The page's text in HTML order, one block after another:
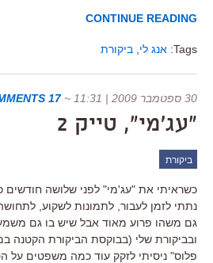
CONTINUE READING
Tags: אנג לי ביקורת
30 ספטמבר 2009 | 11:31 ~
17 COMMENTS
"עג'מי", טייק 2
ביקורת
כשראיתי את "עג'מי" לפני שלושה חודשים
נתתי לזמן לעבור, לתמונות לשקוע,
גם משהו פרוע מאוד אבל שיש בו גם
ובביקורת שלי (בבוקסת הביקורת הקטנה
פלוס" ניסיתי לזקק עוד כמה משפטים על